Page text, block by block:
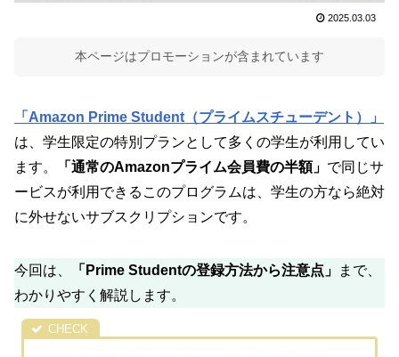
2025.03.03
本ページはプロモーションが含まれています
「Amazon Prime Student（プライムスチューデント）」
は、学生限定の特別プランとして多くの学生が利用してい
ます。
「通常のAmazonプライム会員費の半額」 で同じサ
ービスが利用できるこのプログラムは、学生の方なら絶対
に外せないサブスクリプションです。
今回は、 「Prime Studentの登録方法から注意点」
まで、
わかりやすく解説します。